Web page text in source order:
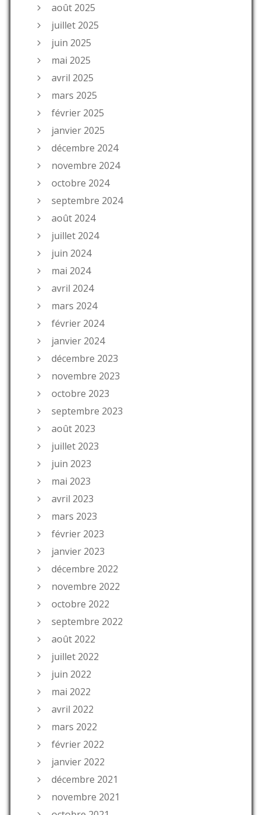
août 2025
juillet 2025
juin 2025
mai 2025
avril 2025
mars 2025
février 2025
janvier 2025
décembre 2024
novembre 2024
octobre 2024
septembre 2024
août 2024
juillet 2024
juin 2024
mai 2024
avril 2024
mars 2024
février 2024
janvier 2024
décembre 2023
novembre 2023
octobre 2023
septembre 2023
août 2023
juillet 2023
juin 2023
mai 2023
avril 2023
mars 2023
février 2023
janvier 2023
décembre 2022
novembre 2022
octobre 2022
septembre 2022
août 2022
juillet 2022
juin 2022
mai 2022
avril 2022
mars 2022
février 2022
janvier 2022
décembre 2021
novembre 2021